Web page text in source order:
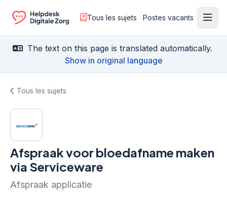
Ga naar de homepagina
Tous les sujets Postes vacants
The text on this page is translated automatically.
Show in original language
Tous les sujets
Afspraak voor bloedafname maken
via Serviceware
Afspraak applicatie